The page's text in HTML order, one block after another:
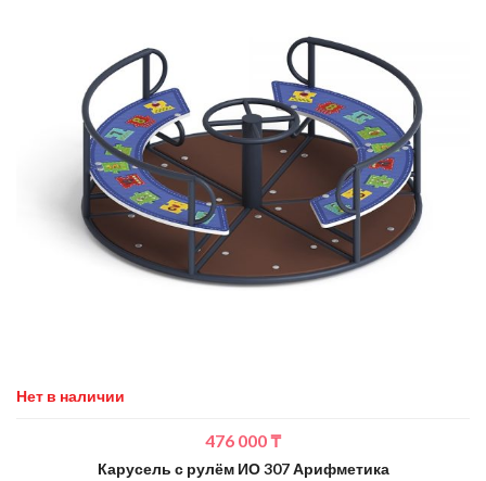
Нет в наличии
476 000₸
Карусель с рулём ИО 307 Арифметика